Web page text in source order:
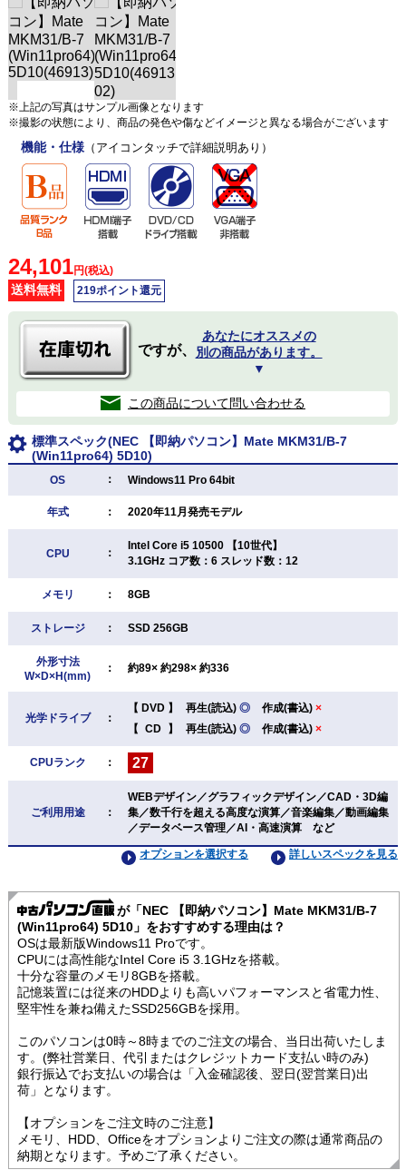
※上記の写真はサンプル画像となります
※撮影の状態により、商品の発色や傷などイメージと異なる場合がございます
機能・仕様（アイコンタッチで詳細説明あり）
24,101円(税込)
送料無料 219ポイント還元
ですが、
あなたにオススメの
別の商品があります。
▼
この商品について問い合わせる
標準スペック(NEC 【即納パソコン】Mate MKM31/B-7
(Win11pro64) 5D10)
OS ： Windows11 Pro 64bit
年式 ： 2020年11月発売モデル
CPU ：
Intel Core i5 10500 【10世代】
3.1GHz コア数：6 スレッド数：12
メモリ ： 8GB
ストレージ ： SSD 256GB
外形寸法
W×D×H(mm)
： 約89× 約298× 約336
光学ドライブ ：
【 DVD 】 再生(読込) ◎ 作成(書込) ×
【 CD 】 再生(読込) ◎ 作成(書込) ×
CPUランク ： 27
ご利用用途 ：
WEBデザイン／グラフィックデザイン／CAD・3D編
集／数千行を超える高度な演算／音楽編集／動画編集
／データベース管理／AI・高速演算 など
詳しいスペックを見る
オプションを選択する
が「NEC 【即納パソコン】Mate MKM31/B-7
(Win11pro64) 5D10」をおすすめする理由は？
OSは最新版Windows11 Proです。
CPUには高性能なIntel Core i5 3.1GHzを搭載。
十分な容量のメモリ8GBを搭載。
記憶装置には従来のHDDよりも高いパフォーマンスと省電力性、
堅牢性を兼ね備えたSSD256GBを採用。
このパソコンは0時～8時までのご注文の場合、当日出荷いたしま
す。(弊社営業日、代引またはクレジットカード支払い時のみ)
銀行振込でお支払いの場合は「入金確認後、翌日(翌営業日)出
荷」となります。
【オプションをご注文時のご注意】
メモリ、HDD、Officeをオプションよりご注文の際は通常商品の
納期となります。予めご了承ください。